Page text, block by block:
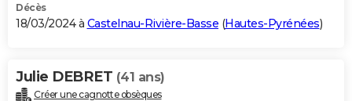
Décès
18/03/2024 à Castelnau-Rivière-Basse (Hautes-Pyrénées)
Julie DEBRET (41 ans)
Créer une cagnotte obsèques